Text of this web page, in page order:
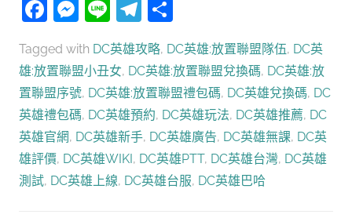
Facebook
Messenger
LineTelegram
Tagged with DC英雄攻略, DC英雄:放置聯盟隊伍, DC英
雄:放置聯盟小丑女, DC英雄:放置聯盟兌換碼, DC英雄:放
置聯盟序號, DC英雄:放置聯盟禮包碼, DC英雄兌換碼, DC
英雄禮包碼, DC英雄預約, DC英雄玩法, DC英雄推薦, DC
英雄官網, DC英雄新手, DC英雄廣告, DC英雄無課, DC英
雄評價, DC英雄WIKI , DC英雄PTT, DC英雄台灣, DC英雄
測試, DC英雄上線, DC英雄台服, DC英雄巴哈